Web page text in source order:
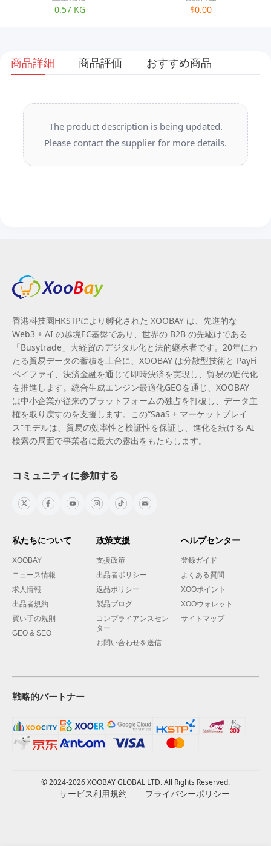
0.57 KG
$0.00
商品詳細 商品評価 おすすめ商品
The product description is being updated.
Please contact the supplier for more details.
香港科技園HKSTPにより孵化された XOOBAY は、先進的な
Web3 + AI の越境EC基盤であり、世界の B2B の先駆けである
「Busytrade」大経贸のデジタル化と法的継承者です。20年にわ
たる貿易データの蓄積を土台に、XOOBAY は分散型技術と PayFi
ペイファイ、決済金融を通じて即時決済を実現し、貿易の近代化
を推進します。統合生成エンジン最適化GEOを通じ、XOOBAY
は中小企業が従来のプラットフォームの独占を打破し、データ主
権を取り戻すのを支援します。この“SaaS + マーケットプレイ
ス”モデルは、貿易の効率性と検証性を保証し、進化を続ける AI
検索の局面で事業者に最大の露出をもたらします。
コミュニティに参加する
私たちについて
XOOBAY
ニュース情報
求人情報
出品者規約
買い手の規則
GEO & SEO
政策支援
支援政策
出品者ポリシー
返品ポリシー
製品ブログ
コンプライアンスセン
ター
お問い合わせを送信
ヘルプセンター
登録ガイド
よくある質問
XOOポイント
XOOウォレット
サイトマップ
戦略的パートナー
© 2024-2026 XOOBAY GLOBAL LTD. All Rights Reserved.
サービス利用規約 プライバシーポリシー